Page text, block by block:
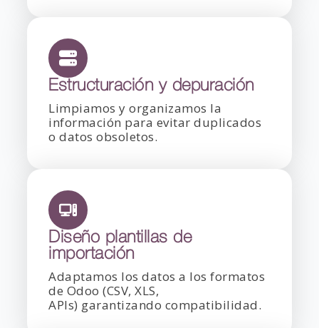
Estructuración y depuración
Limpiamos y organizamos la
información para evitar duplicados
o datos obsoletos.
Diseño plantillas de
importación
Adaptamos los datos a los formatos
de Odoo (CSV, XLS,
APIs) garantizando compatibilidad.